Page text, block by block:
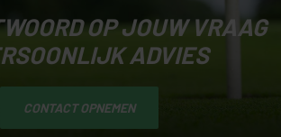
OP JOUW VRAAG
ADVIES
CONTACT OPNEMEN